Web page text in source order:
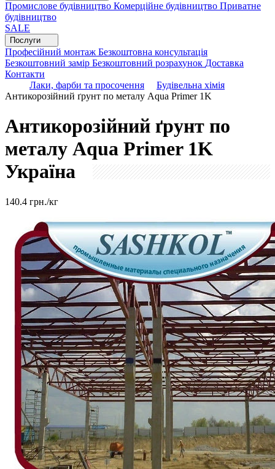
Промислове будівництво Комерційне будівництво Приватне
будівництво
SALE
Послуги
Професійний монтаж Безкоштовна консультація
Безкоштовний замір Безкоштовний розрахунок Доставка
Контакти
Лаки, фарби та просочення
Будівельна хімія
Антикорозійний ґрунт по металу Aqua Primer 1K
Антикорозійний ґрунт по
металу Aqua Primer 1K
Україна
140.4 грн./кг